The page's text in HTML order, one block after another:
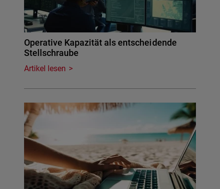
Operative Kapazität als entscheidende
Stellschraube
Artikel lesen